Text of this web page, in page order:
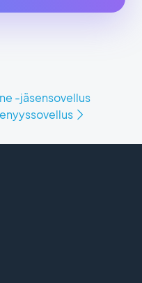
-jäsensovellus